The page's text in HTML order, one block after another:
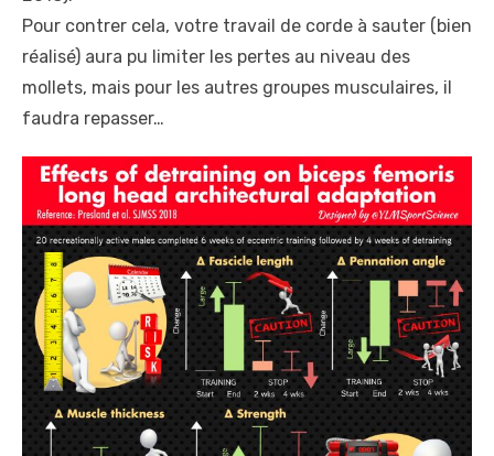
Pour contrer cela, votre travail de corde à sauter (bien
réalisé) aura pu limiter les pertes au niveau des
mollets, mais pour les autres groupes musculaires, il
faudra repasser…